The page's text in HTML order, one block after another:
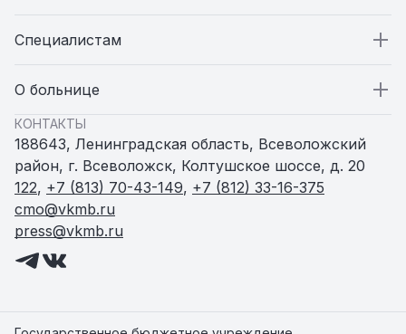
Пациентам
Стационар
Амбулатории и ФАПы
Родильный дом
Центр здоровья
Специалистам
Специалистам
Вакансии
Статьи
О больнице
О больнице
Пресс-служба
Новости
Контакты
КОНТАКТЫ
188643, Ленинградская область, Всеволожский
район, г. Всеволожск, Колтушское шоссе, д. 20
122, +7 (813) 70-43-149, +7 (812) 33-16-375
cmo@vkmb.ru
press@vkmb.ru